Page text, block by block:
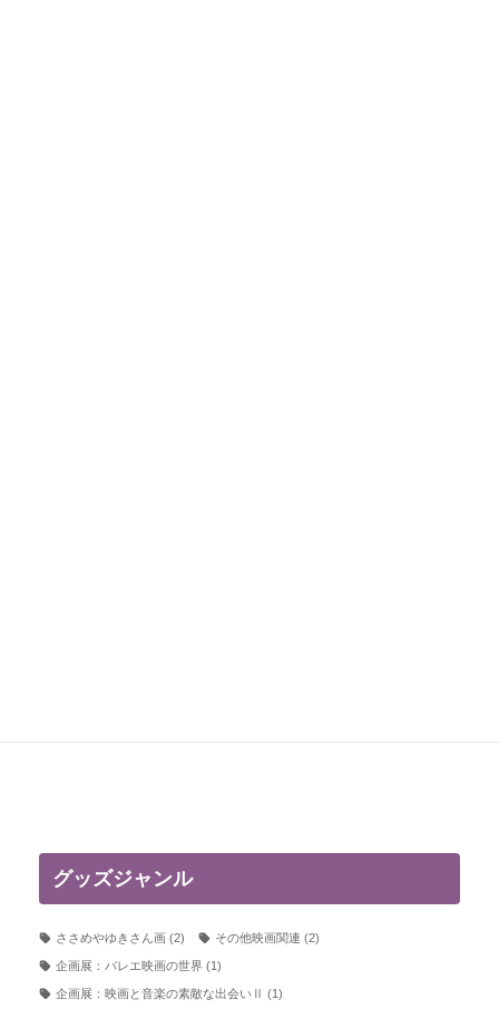
グッズジャンル
ささめやゆきさん画(2) その他映画関連 (2)
企画展：バレエ映画の世界 (1)
企画展：映画と音楽の素敵な出会いⅡ (1)